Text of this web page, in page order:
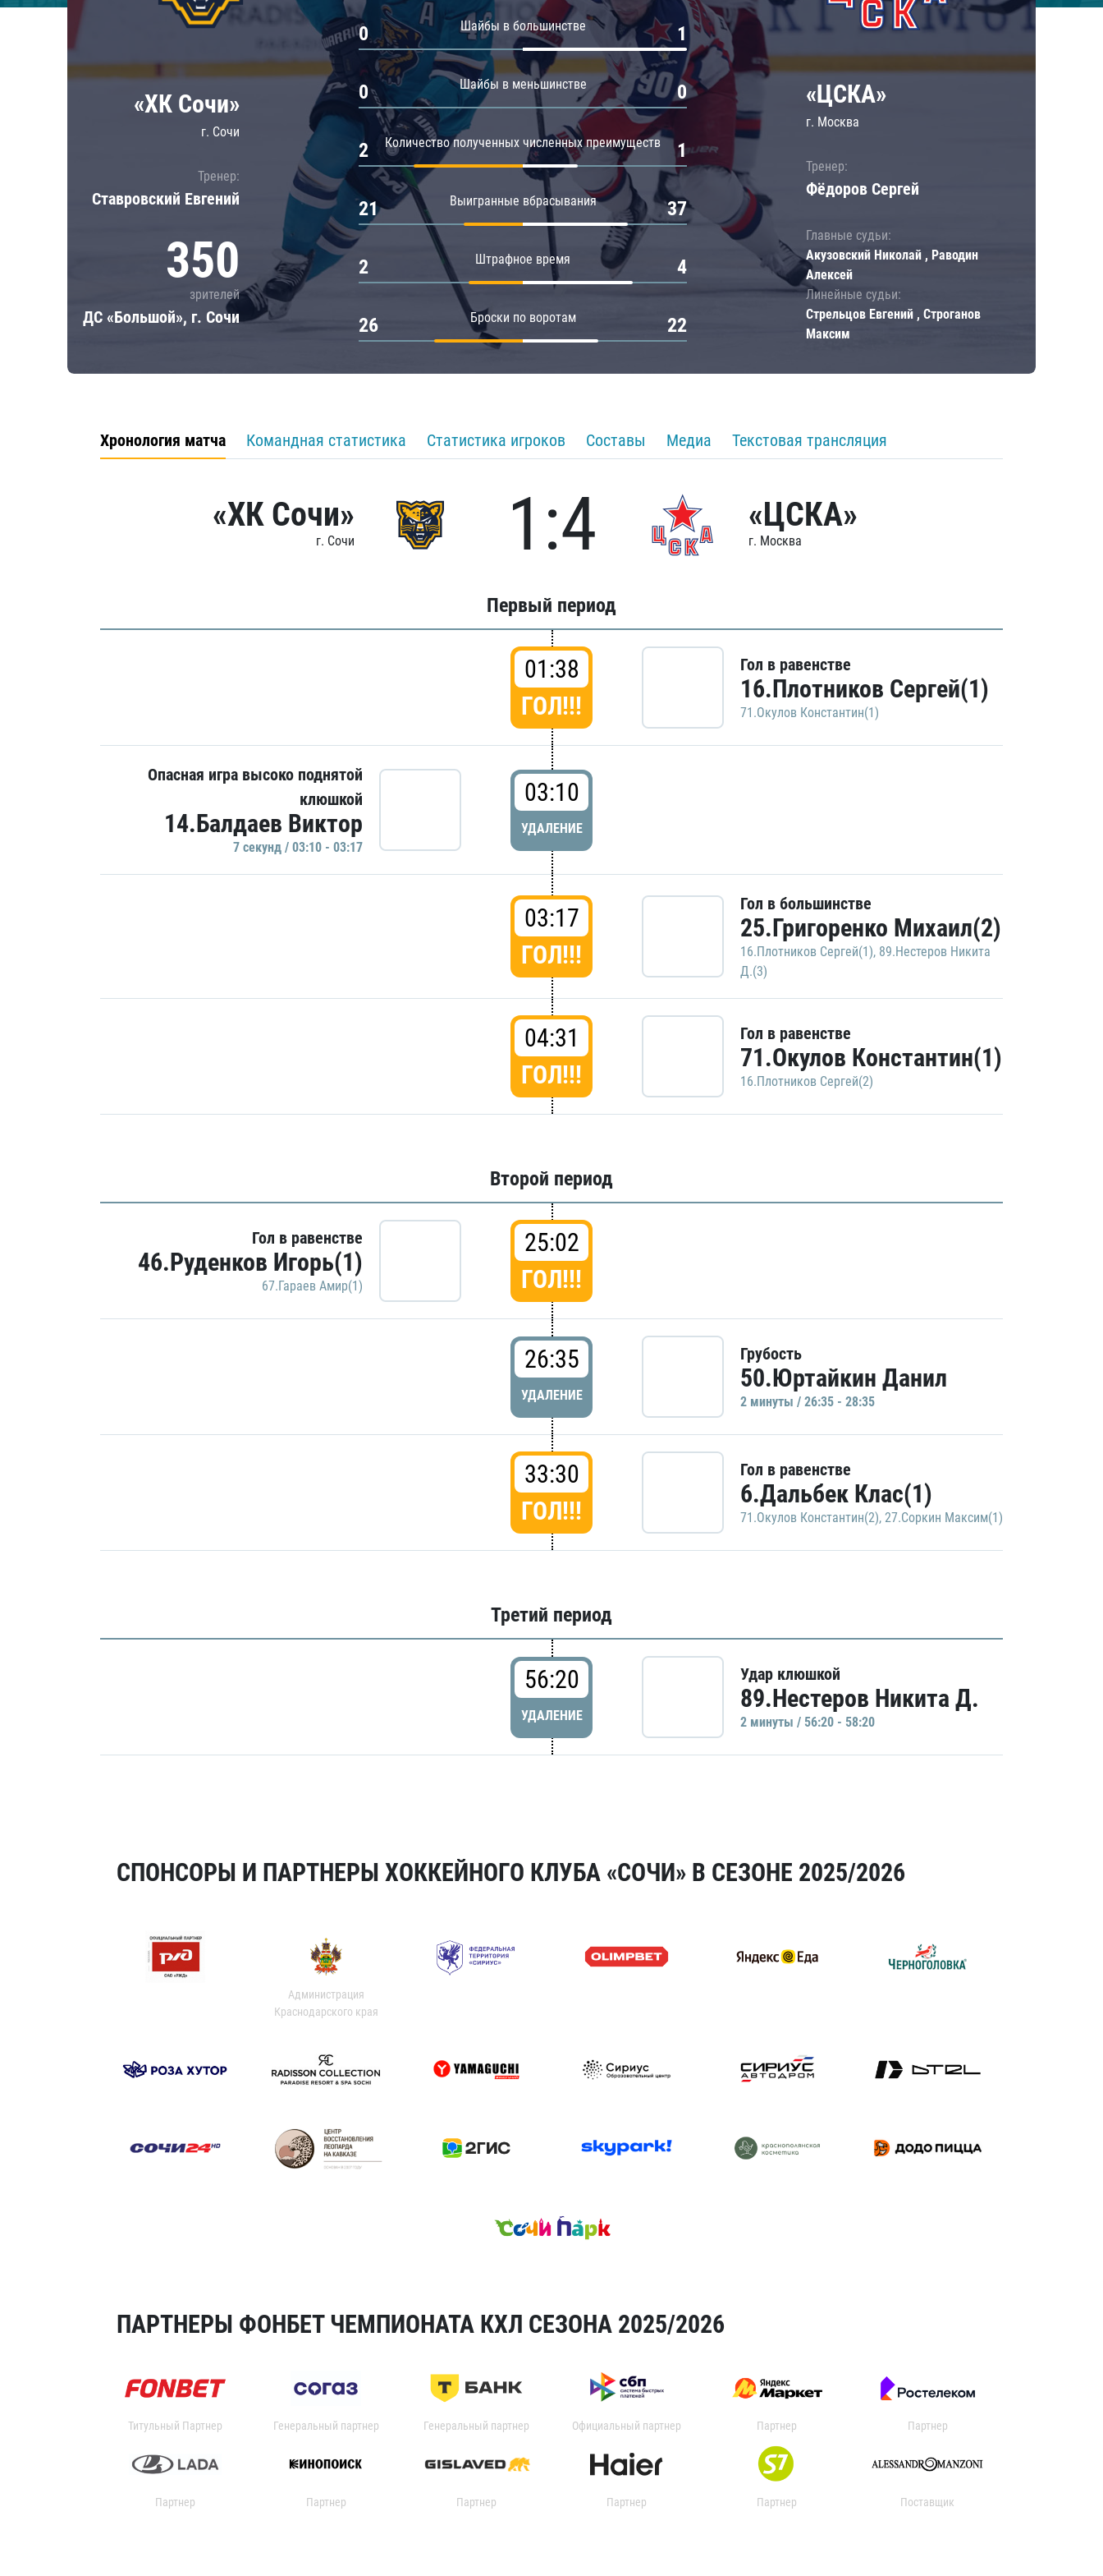
Локомотив
ЦСКА
Шанхайские Драконы
Амур
Барыс
Салават Юлаев
«ХК Сочи»
г. Сочи
Тренер:
Ставровский Евгений
350
зрителей
ДС «Большой», г. Сочи
Шайбы в большинстве
0 1
Шайбы в меньшинстве
0 0
Количество полученных численных преимуществ
2 1
Выигранные вбрасывания
21 37
Штрафное время
2 4
Броски по воротам
26 22
«ЦСКА»
г. Москва
Тренер:
Фёдоров Сергей
Главные судьи:
Акузовский Николай , Раводин
Алексей
Линейные судьи:
Стрельцов Евгений , Строганов
Максим
Хронология матча Командная статистика Статистика игроков Составы Медиа Текстовая трансляция
«ХК Сочи»
г. Сочи 1:4 «ЦСКА»
г. Москва
Первый период
01:38
ГОЛ!!!
Гол в равенстве
16.Плотников Сергей(1)
71.Окулов Константин(1)
Опасная игра высоко поднятой
клюшкой
14.Балдаев Виктор
7 секунд / 03:10 - 03:17
03:10
УДАЛЕНИЕ
03:17
ГОЛ!!!
Гол в большинстве
25.Григоренко Михаил(2)
16.Плотников Сергей(1), 89.Нестеров Никита
Д.(3)
04:31
ГОЛ!!!
Гол в равенстве
71.Окулов Константин(1)
16.Плотников Сергей(2)
Второй период
Гол в равенстве
46.Руденков Игорь(1)
67.Гараев Амир(1)
25:02
ГОЛ!!!
26:35
УДАЛЕНИЕ
Грубость
50.Юртайкин Данил
2 минуты / 26:35 - 28:35
33:30
ГОЛ!!!
Гол в равенстве
6.Дальбек Клас(1)
71.Окулов Константин(2), 27.Соркин Максим(1)
Третий период
56:20
УДАЛЕНИЕ
Удар клюшкой
89.Нестеров Никита Д.
2 минуты / 56:20 - 58:20
СПОНСОРЫ И ПАРТНЕРЫ ХОККЕЙНОГО КЛУБА «СОЧИ» В СЕЗОНЕ 2025/2026
Администрация
Краснодарского края
ПАРТНЕРЫ ФОНБЕТ ЧЕМПИОНАТА КХЛ СЕЗОНА 2025/2026
Титульный Партнер Генеральный партнер Генеральный партнер Официальный партнер Партнер Партнер
Партнер Партнер Партнер Партнер Партнер Поставщик